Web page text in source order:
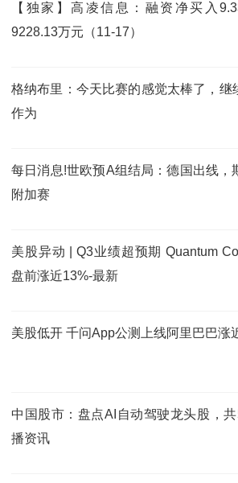
【独家】高凌信息：融资净买入
9228.13万元（11-17）
格纳布里：今天比赛的感觉太棒了，继
作为
每日消息!世欧预A组结局：德国出线，
附加赛
美股异动 | Q3业绩超预期 Quantum
盘前涨近13%-最新
美股低开 千问App公测上线阿里巴巴涨
中国股市：盘点AI自动驾驶龙头股，共
播资讯